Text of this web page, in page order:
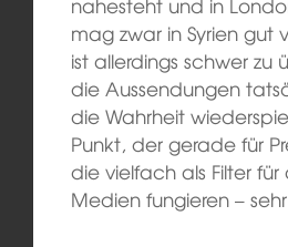
mag zwar in Syrien gut
ist allerdings schwer zu
die Aussendungen
die Wahrheit
Punkt, der gerade für
die vielfach als Filter
Medien fungieren –